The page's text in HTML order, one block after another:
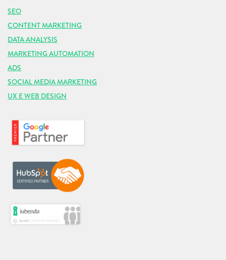
SEO
CONTENT MARKETING
DATA ANALYSIS
MARKETING AUTOMATION
ADS
SOCIAL MEDIA MARKETING
UX E WEB DESIGN